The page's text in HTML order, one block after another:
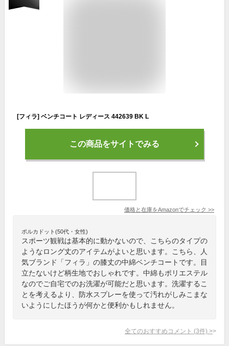
[フィラ] ベンチコート レディース 442639 BK L
この商品をサイトでみる
価格と在庫をAmazonでチェック >>
ポルカドット(50代・女性)
スポーツ観戦は基本的に動かないので、こちらのタイプの
ようなロング丈のアイテムがよいと思います。こちら、人
気ブランド「フィラ」の膝丈の中綿ベンチコートです。目
立たないけど柄生地でおしゃれです。中綿もポリエステル
なのでご自宅でのお洗濯が可能だと思います。洗濯するこ
とを考えるより、防水スプレーを使って汚れがしみこまな
いようにしたほうが何かと便利かもしれません。
全てのおすすめコメント (3件) >